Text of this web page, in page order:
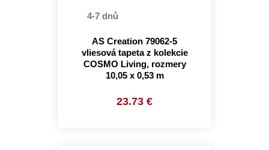
4-7 dnů
AS Creation 79062-5
vliesová tapeta z kolekcie
COSMO Living, rozmery
10,05 x 0,53 m
23.73 €